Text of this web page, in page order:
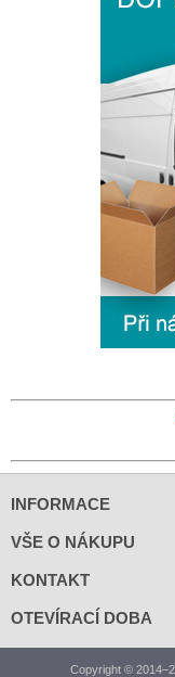
INFORMACE
VŠE O NÁKUPU
KONTAKT
OTEVÍRACÍ DOBA
Copyright ©